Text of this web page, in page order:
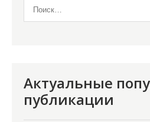
Актуальные
публикации